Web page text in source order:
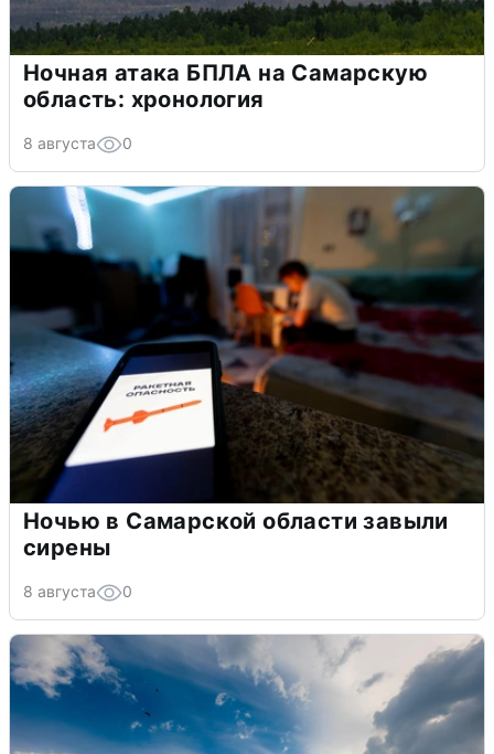
Ночная атака БПЛА на Самарскую
область: хронология
8 августа 0
Ночью в Самарской области завыли
сирены
8 августа 0